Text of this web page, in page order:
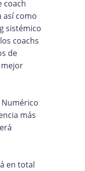
coach
así como
sistémico
coachs
de
mejor
más
en total